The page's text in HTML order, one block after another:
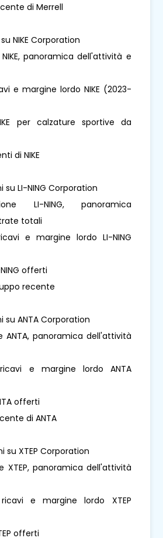
di Merrell
su NIKE Corporation
NIKE, panoramica dell'attività e
e margine lordo NIKE (2023-
per calzature sportive da
di NIKE
su LI-NING Corporation
LI-NING, panoramica
totali
ricavi e margine lordo LI-NING
NING offerti
recente
su ANTA Corporation
ANTA, panoramica dell'attività
ricavi e margine lordo ANTA
offerti
di ANTA
su XTEP Corporation
XTEP, panoramica dell'attività
ricavi e margine lordo XTEP
offerti